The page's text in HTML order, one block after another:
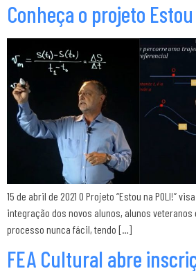
Conheça o projeto
15 de abril de 2021 O Projeto “Estou na POLI!”
integração dos novos alunos, alunos
processo nunca fácil, tendo […]
FEA Cultural abre